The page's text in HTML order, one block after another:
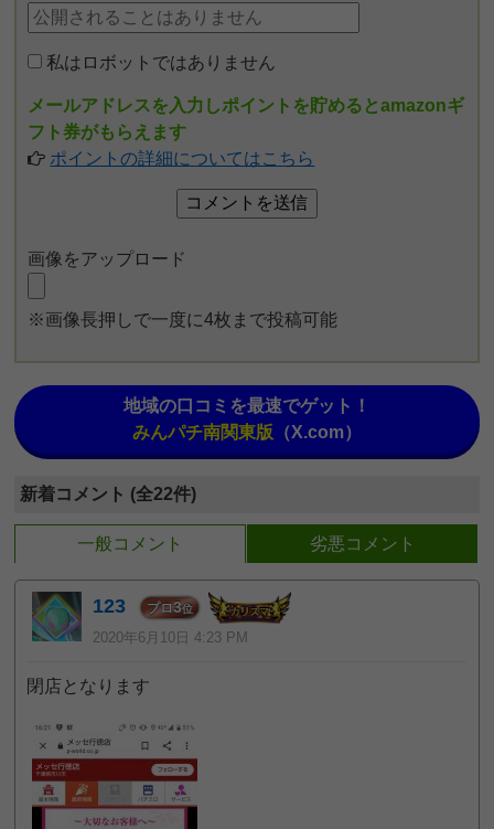
私はロボットではありません
メールアドレスを入力しポイントを貯めるとamazonギ
フト券がもらえます
ポイントの詳細についてはこちら
画像をアップロード
※画像長押しで一度に4枚まで投稿可能
地域の口コミを最速でゲット！
みんパチ南関東版 （X.com）
新着コメント (全22件)
一般コメント 劣悪コメント
123 プロ3位
2020年6月10日 4:23 PM
閉店となります